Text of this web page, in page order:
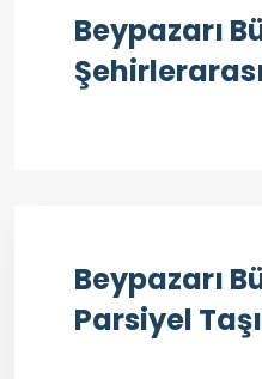
Beypazarı
Beypazarı
Parsiyel